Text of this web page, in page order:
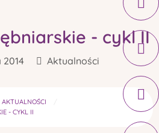
- cykl II
2014 Aktualności
AKTUALNOŚCI
- CYKL II